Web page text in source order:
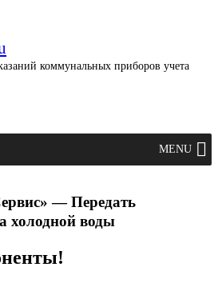
коммунальных приборов учета
MENU
— Передать
холодной воды